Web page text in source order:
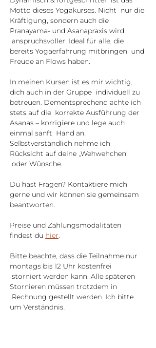
Motto dieses Yogakurses. Nicht  nur die
Kräftigung, sondern auch die
Pranayama- und Asanapraxis wird
anspruchsvoller. Ideal für alle, die
bereits Yogaerfahrung mitbringen  und
Freude an Flows haben.
In meinen Kursen ist es mir wichtig,
dich auch in der Gruppe  individuell zu
betreuen. Dementsprechend achte ich
stets auf die  korrekte Ausführung der
Asanas – korrigiere und lege auch
einmal sanft  Hand an.
Selbstverständlich nehme ich
Rücksicht auf deine „Wehwehchen“
oder Wünsche.
Du hast Fragen? Kontaktiere mich
gerne und wir können sie gemeinsam
beantworten.
Preise und Zahlungsmodalitäten
findest du hier.
Bitte beachte, dass die Teilnahme nur
montags bis 12 Uhr kostenfrei
storniert werden kann. Alle späteren
Stornieren müssen trotzdem in
Rechnung gestellt werden. Ich bitte
um Verständnis.